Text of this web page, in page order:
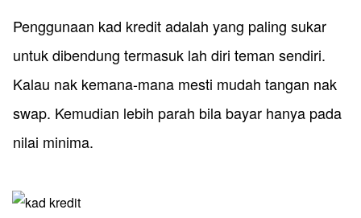
Penggunaan kad kredit adalah yang paling sukar
untuk dibendung termasuk lah diri teman sendiri.
Kalau nak kemana-mana mesti mudah tangan nak
swap. Kemudian lebih parah bila bayar hanya pada
nilai minima.